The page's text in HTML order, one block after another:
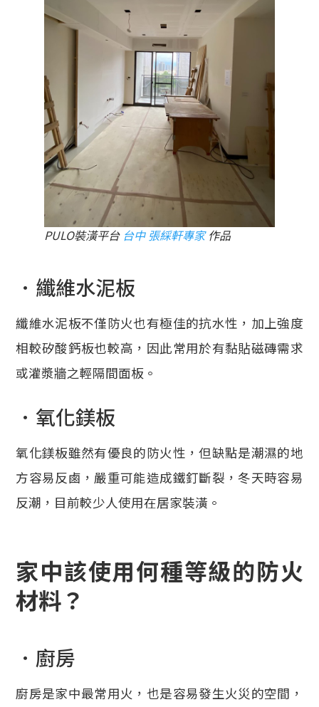
PULO裝潢平台 台中 張綵軒專家作品
．纖維水泥板
纖維水泥板不僅防火也有極佳的抗水性，加上強度
相較矽酸鈣板也較高，因此常用於有黏貼磁磚需求
或灌漿牆之輕隔間面板。
．氧化鎂板
氧化鎂板雖然有優良的防火性，但缺點是潮濕的地
方容易反鹵，嚴重可能造成鐵釘斷裂，冬天時容易
反潮，目前較少人使用在居家裝潢。
家中該使用何種等級的防火
材料？
．廚房
廚房是家中最常用火，也是容易發生火災的空間，